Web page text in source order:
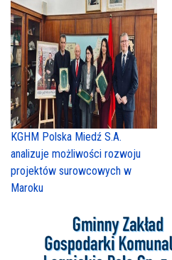
KGHM Polska Miedź S.A.
analizuje możliwości rozwoju
projektów surowcowych w
Maroku